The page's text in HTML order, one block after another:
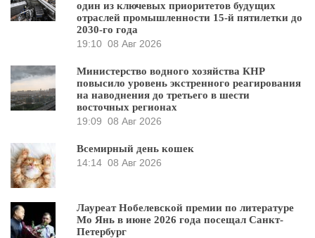
один из ключевых приоритетов будущих
отраслей промышленности 15-й пятилетки до
2030-го года
19:10 08 Авг 2026
Министерство водного хозяйства КНР
повысило уровень экстренного реагирования
на наводнения до третьего в шести
восточных регионах
19:09 08 Авг 2026
Всемирный день кошек
14:14 08 Авг 2026
Лауреат Нобелевской премии по литературе
Мо Янь в июне 2026 года посещал Санкт-
Петербург